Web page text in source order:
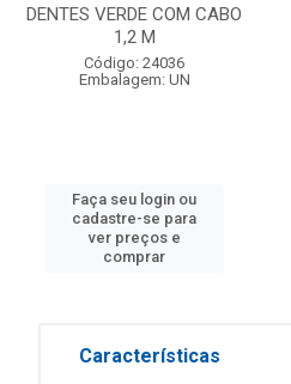
DENTES VERDE COM CABO
1,2 M
Código: 24036
Embalagem: UN
Faça seu login ou
cadastre-se para
ver preços e
comprar
Características